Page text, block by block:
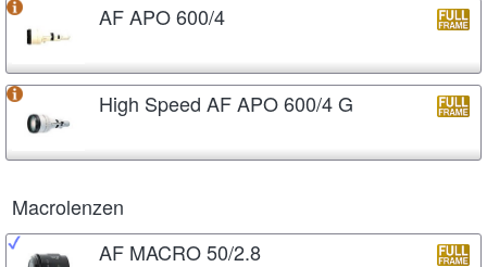
AF APO 600/4
High Speed AF APO 600/4 G
Macrolenzen
AF MACRO 50/2.8